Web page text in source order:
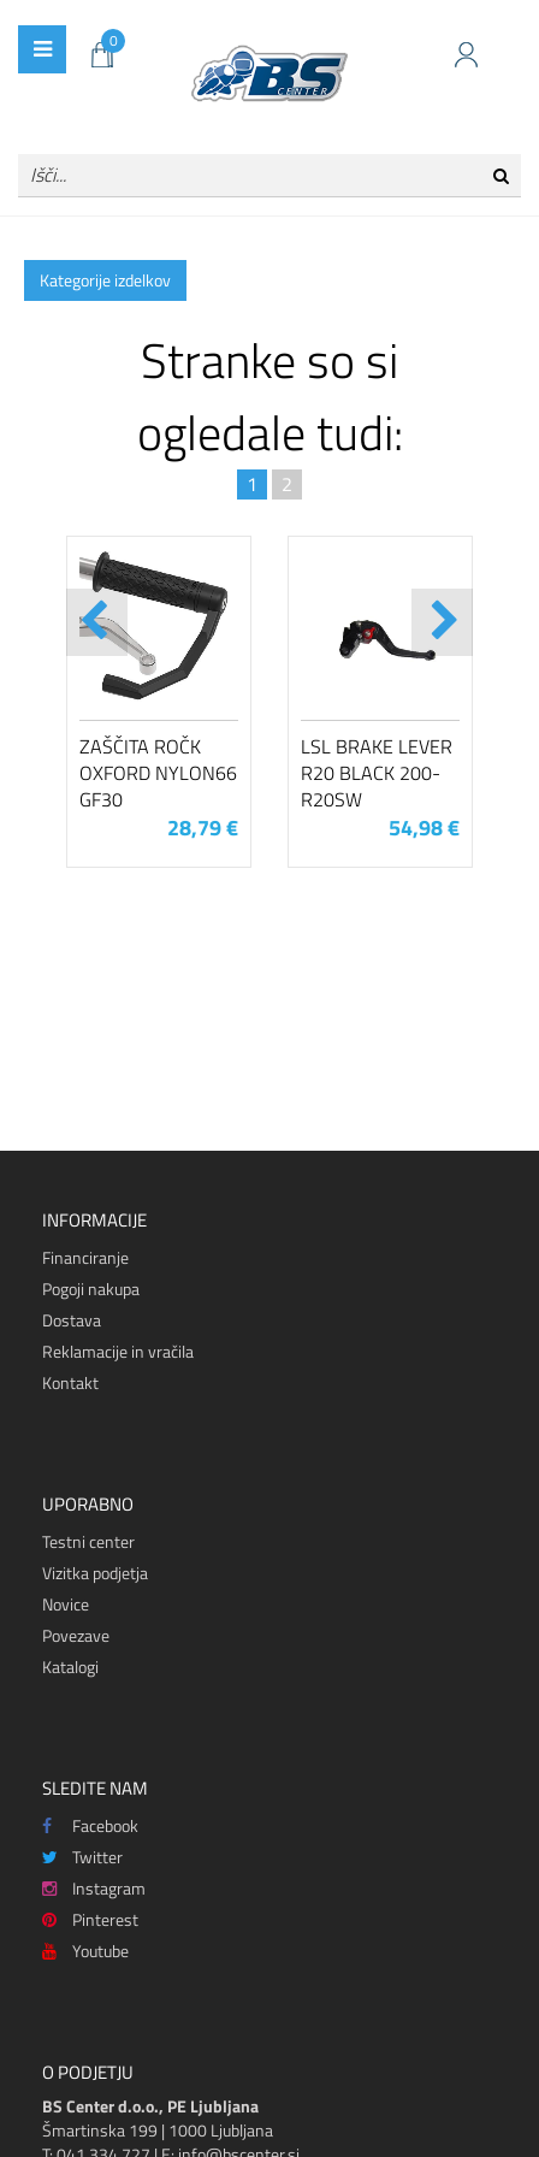
0
Kategorije izdelkov
Stranke so si
ogledale tudi:
1 2
ZAŠČITA ROČK
OXFORD NYLON66
GF30
28,79 €
LSL BRAKE LEVER
R20 BLACK 200-
R20SW
54,98 €
INFORMACIJE
Financiranje
Pogoji nakupa
Dostava
Reklamacije in vračila
Kontakt
UPORABNO
Testni center
Vizitka podjetja
Novice
Povezave
Katalogi
SLEDITE NAM
Facebook
Twitter
Instagram
Pinterest
Youtube
O PODJETJU
BS Center d.o.o., PE Ljubljana
Šmartinska 199 | 1000 Ljubljana